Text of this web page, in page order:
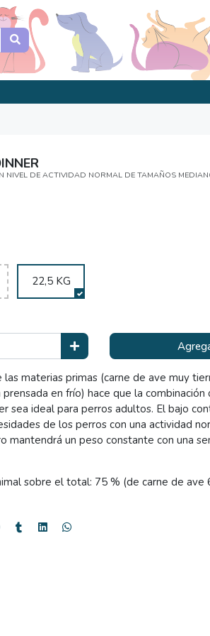
NIVEL DE ACTIVIDAD NORMAL DE TAMAÑOS
22,5 KG
las materias primas (carne de ave muy
en frío) hace que la
sea ideal para perros adultos. El bajo
de los perros con una actividad
mantendrá un peso constante con una
sobre el total: 75 % (de carne de ave